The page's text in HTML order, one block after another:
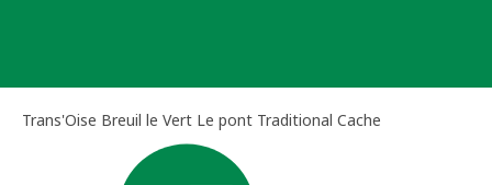
Trans'Oise Breuil le Vert Le pont Traditional Cache